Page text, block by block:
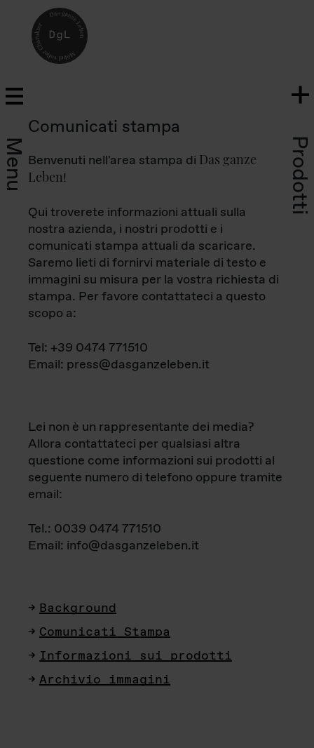
Menu Prodotti
Comunicati stampa
Benvenuti nell'area stampa di Das ganze
Leben!
Qui troverete informazioni attuali sulla
nostra azienda, i nostri prodotti e i
comunicati stampa attuali da scaricare.
Saremo lieti di fornirvi materiale di testo e
immagini su misura per la vostra richiesta di
stampa. Per favore contattateci a questo
scopo a:
Tel: +39 0474 771510
Email: press@dasganzeleben.it
Lei non è un rappresentante dei media?
Allora contattateci per qualsiasi altra
questione come informazioni sui prodotti al
seguente numero di telefono oppure tramite
email:
Tel.: 0039 0474 771510
Email: info@dasganzeleben.it
Background
Comunicati Stampa
Informazioni sui prodotti
Archivio immagini